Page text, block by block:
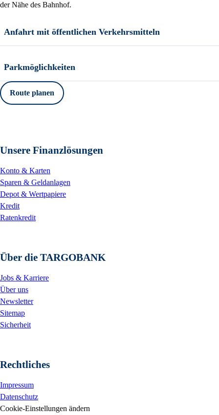
der Nähe des Bahnhof.
Anfahrt mit öffentlichen Verkehrsmitteln
Parkmöglichkeiten
Route planen
Unsere Finanzlösungen
Konto & Karten
Sparen & Geldanlagen
Depot & Wertpapiere
Kredit
Ratenkredit
Über die TARGOBANK
Jobs & Karriere
Über uns
Newsletter
Sitemap
Sicherheit
Rechtliches
Impressum
Datenschutz
Cookie-Einstellungen ändern